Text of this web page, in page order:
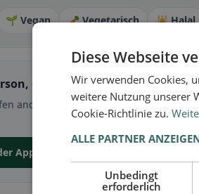
🌱 Vegan 🥕 Vegetarisch 🕌 Halal
die ihre Erfahrung teilt
anderen bei der Entscheidung –
App abgeben
Diese Webseite
Wir verwenden Cookies,
weitere Nutzung unserer
Cookie-Richtlinie zu.
ALLE PARTNER
Unbedingt
erforderlich